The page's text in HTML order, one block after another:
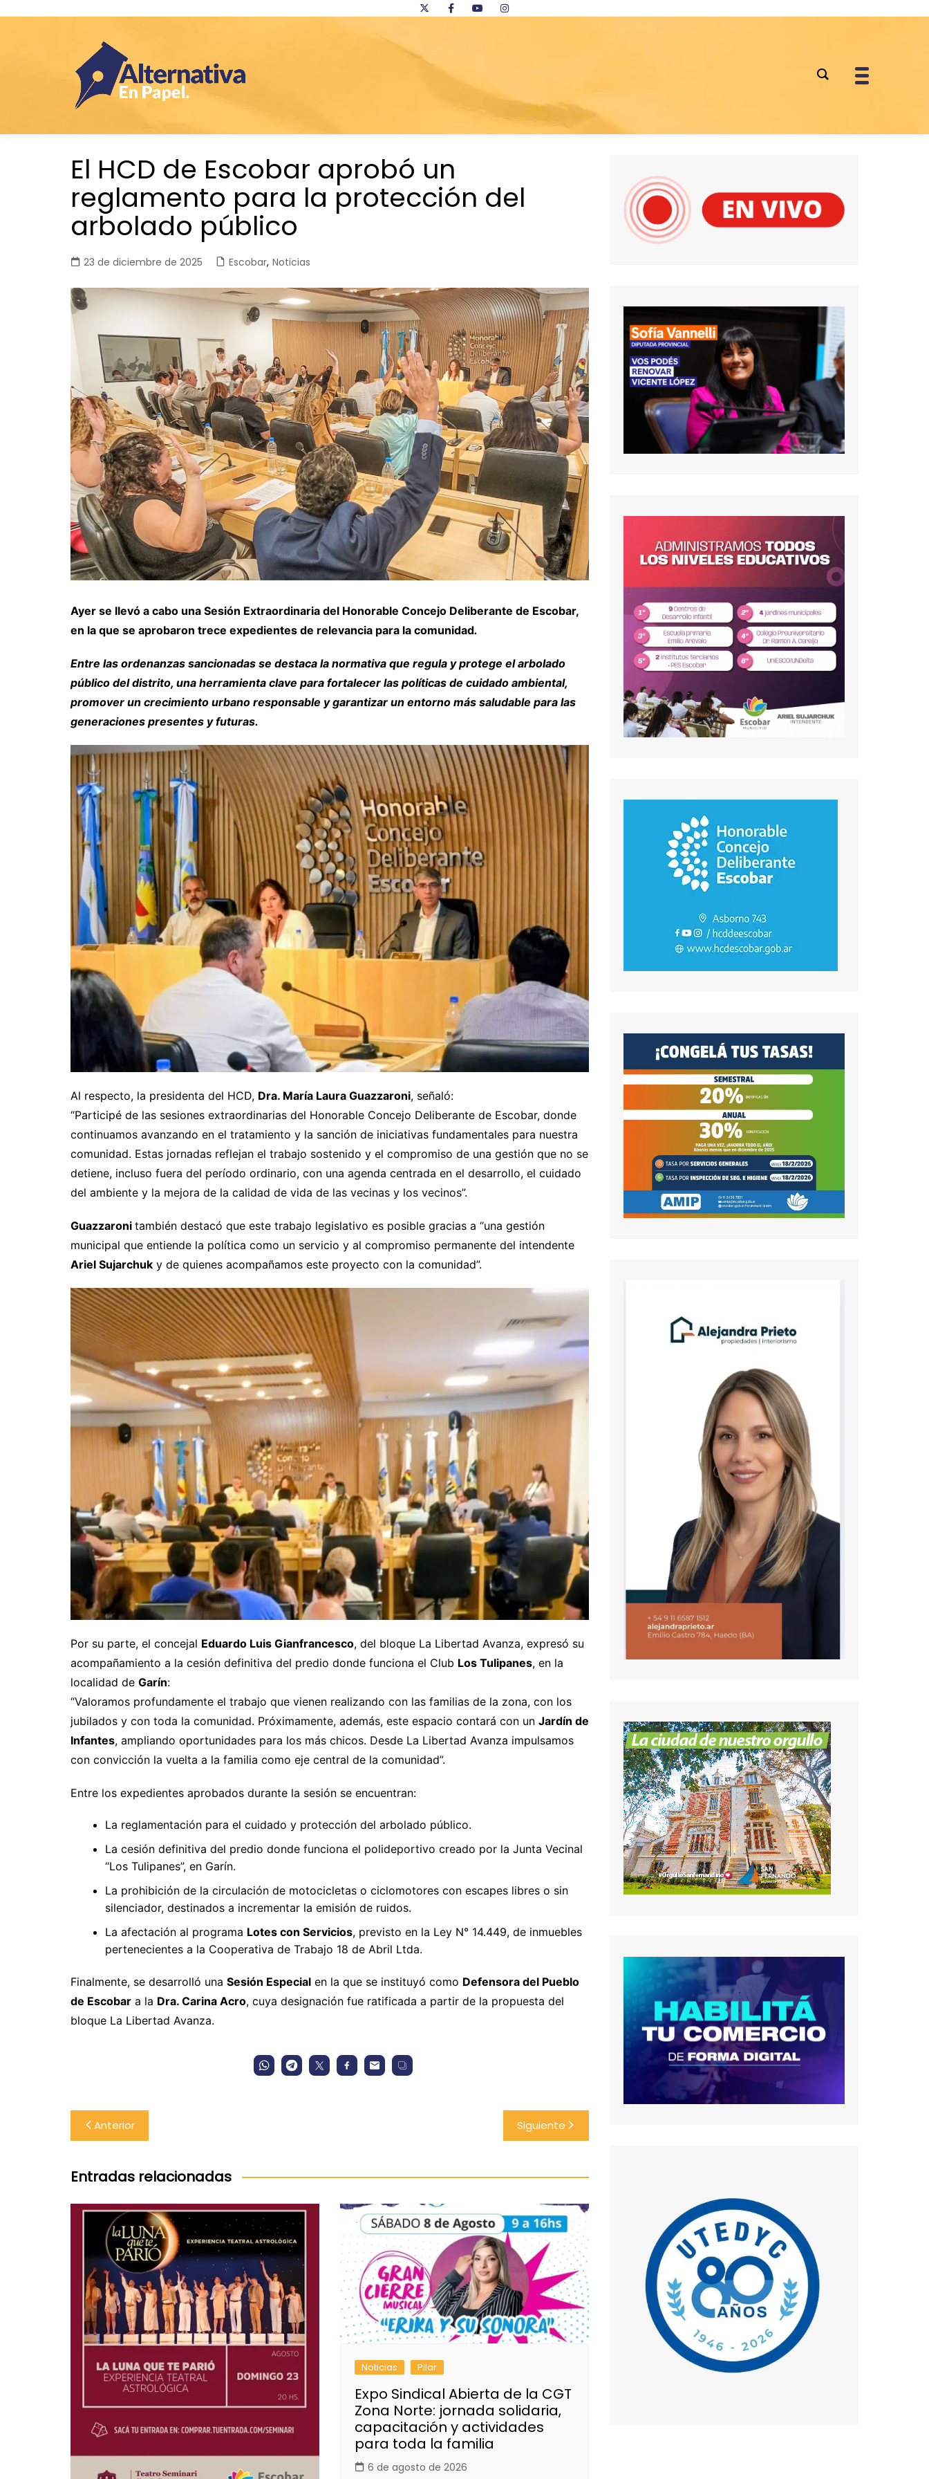
El HCD de Escobar aprobó un
reglamento para la protección del
arbolado público
23 de diciembre de 2025 Escobar, Noticias
Ayer se llevó a cabo una Sesión Extraordinaria del Honorable Concejo Deliberante de Escobar,
en la que se aprobaron trece expedientes de relevancia para la comunidad.
Entre las ordenanzas sancionadas se destaca la normativa que regula y protege el arbolado
público del distrito, una herramienta clave para fortalecer las políticas de cuidado ambiental,
promover un crecimiento urbano responsable y garantizar un entorno más saludable para las
generaciones presentes y futuras.
Al respecto, la presidenta del HCD, Dra. María Laura Guazzaroni, señaló:
“Participé de las sesiones extraordinarias del Honorable Concejo Deliberante de Escobar, donde
continuamos avanzando en el tratamiento y la sanción de iniciativas fundamentales para nuestra
comunidad. Estas jornadas reflejan el trabajo sostenido y el compromiso de una gestión que no se
detiene, incluso fuera del período ordinario, con una agenda centrada en el desarrollo, el cuidado
del ambiente y la mejora de la calidad de vida de las vecinas y los vecinos”.
Guazzaroni también destacó que este trabajo legislativo es posible gracias a “una gestión
municipal que entiende la política como un servicio y al compromiso permanente del intendente
Ariel Sujarchuk y de quienes acompañamos este proyecto con la comunidad”.
Por su parte, el concejal Eduardo Luis Gianfrancesco, del bloque La Libertad Avanza, expresó su
acompañamiento a la cesión definitiva del predio donde funciona el Club Los Tulipanes, en la
localidad de Garín:
“Valoramos profundamente el trabajo que vienen realizando con las familias de la zona, con los
jubilados y con toda la comunidad. Próximamente, además, este espacio contará con un Jardín de
Infantes, ampliando oportunidades para los más chicos. Desde La Libertad Avanza impulsamos
con convicción la vuelta a la familia como eje central de la comunidad”.
Entre los expedientes aprobados durante la sesión se encuentran:
La reglamentación para el cuidado y protección del arbolado público.
La cesión definitiva del predio donde funciona el polideportivo creado por la Junta Vecinal
“Los Tulipanes”, en Garín.
La prohibición de la circulación de motocicletas o ciclomotores con escapes libres o sin
silenciador, destinados a incrementar la emisión de ruidos.
La afectación al programa Lotes con Servicios, previsto en la Ley N° 14.449, de inmuebles
pertenecientes a la Cooperativa de Trabajo 18 de Abril Ltda.
Finalmente, se desarrolló una Sesión Especial en la que se instituyó como Defensora del Pueblo
de Escobar a la Dra. Carina Acro, cuya designación fue ratificada a partir de la propuesta del
bloque La Libertad Avanza.
Navegación
de
entradas
Anterior Siguiente
Entradas relacionadas
Noticias Pilar
Expo Sindical Abierta de la CGT
Zona Norte: jornada solidaria,
capacitación y actividades
para toda la familia
6 de agosto de 2026